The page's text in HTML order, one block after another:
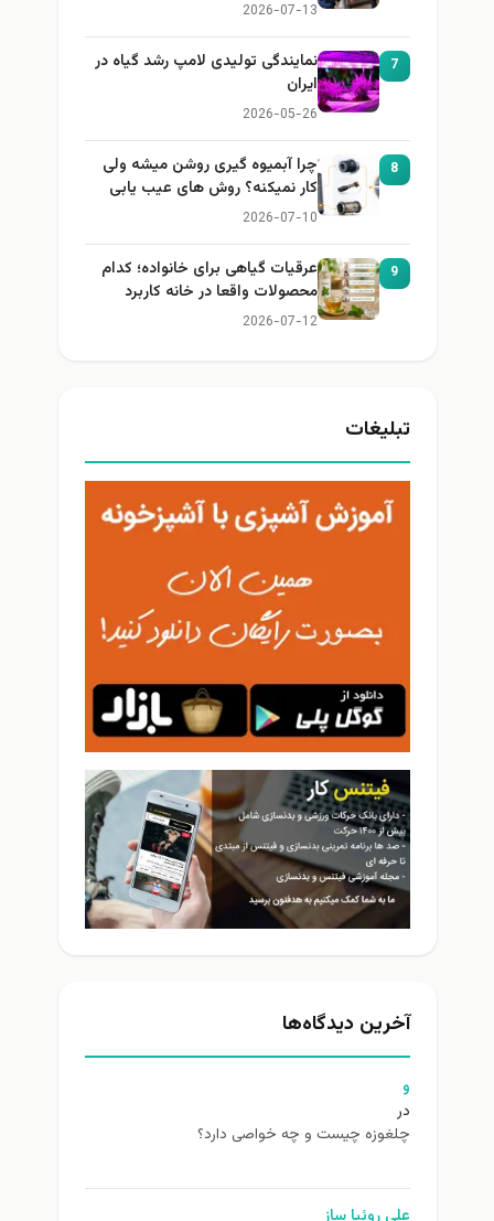
2026-07-13
7
نمایندگی تولیدی لامپ رشد گیاه در
ایران
2026-05-26
8
چرا آبمیوه گیری روشن میشه ولی
کار نمیکنه؟ روش های عیب یابی
2026-07-10
9
عرقیات گیاهی برای خانواده؛ کدام
محصولات واقعا در خانه کاربرد
دارند؟
2026-07-12
تبلیغات
آخرین دیدگاه‌ها
و
در
چلغوزه چیست و چه خواصی دارد؟